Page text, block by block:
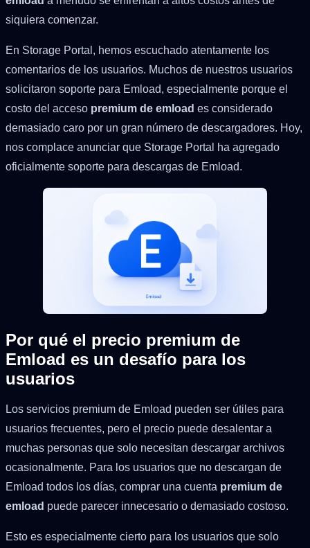
siquiera comenzar.
En Storage Portal, hemos escuchado atentamente los
comentarios de los usuarios. Muchos de nuestros usuarios
solicitaron soporte para Emload, especialmente porque el
costo del acceso premium de emload es considerado
demasiado caro por un gran número de descargadores. Hoy,
nos complace anunciar que Storage Portal ha agregado
oficialmente soporte para descargas de Emload.
Por qué el precio premium de
Emload es un desafío para los
usuarios
Los servicios premium de Emload pueden ser útiles para
usuarios frecuentes, pero el precio puede desalentar a
muchas personas que solo necesitan descargar archivos
ocasionalmente. Para los usuarios que no descargan de
Emload todos los días, comprar una cuenta premium de
emload puede parecer innecesario o demasiado costoso.
Esto es especialmente cierto para los usuarios que solo